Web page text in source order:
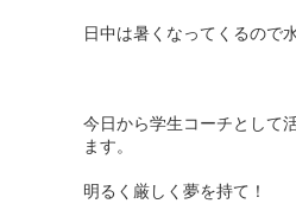
日中は暑くなってくるので
今日から学生コーチとして
ます。
明るく厳しく夢を持て！